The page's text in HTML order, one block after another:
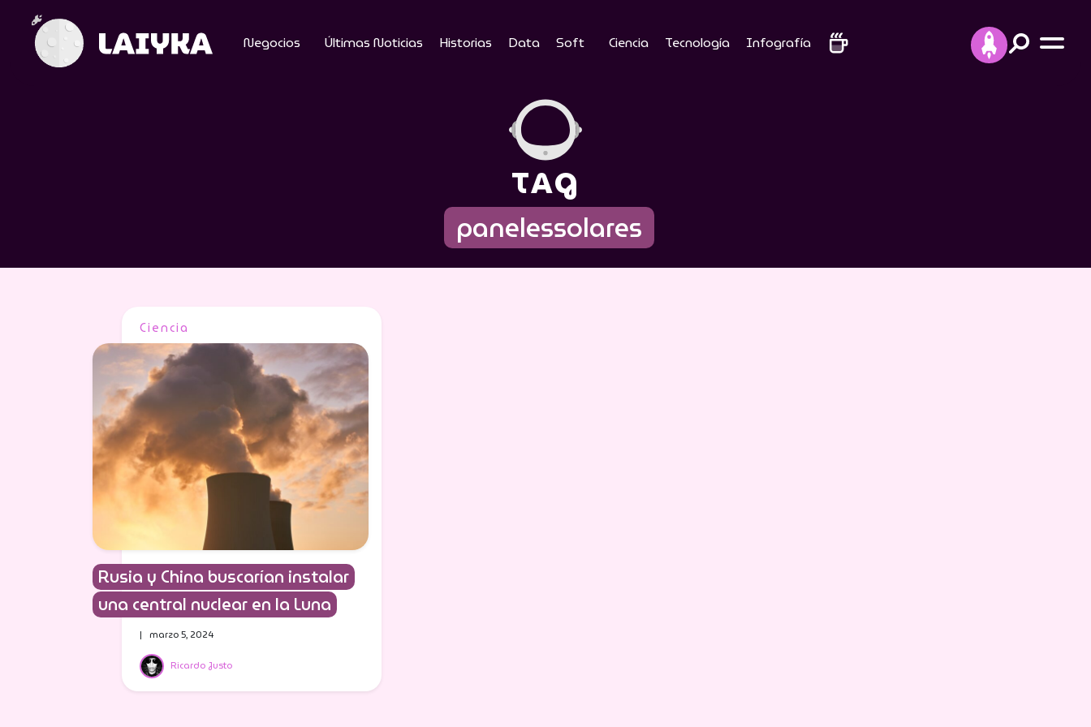
Negocios Últimas Noticias Historias Data Soft Ciencia Tecnología Infografía
TAG
panelessolares
Ciencia
Rusia y China buscarían instalar
una central nuclear en la Luna
Ricardo Justo
| marzo 5, 2024